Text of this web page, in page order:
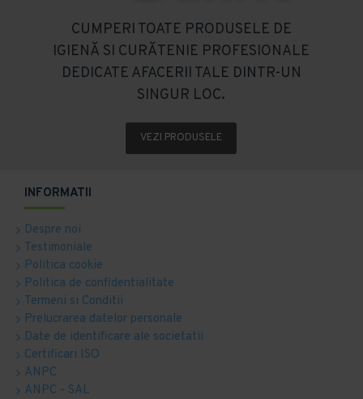
CUMPERI TOATE PRODUSELE DE
IGIENĂ SI CURĂTENIE PROFESIONALE
DEDICATE AFACERII TALE DINTR-UN
SINGUR LOC.
VEZI PRODUSELE
INFORMATII
Despre noi
Testimoniale
Politica cookie
Politica de confidentialitate
Termeni si Conditii
Prelucrarea datelor personale
Date de identificare ale societatii
Certificari ISO
ANPC
ANPC - SAL